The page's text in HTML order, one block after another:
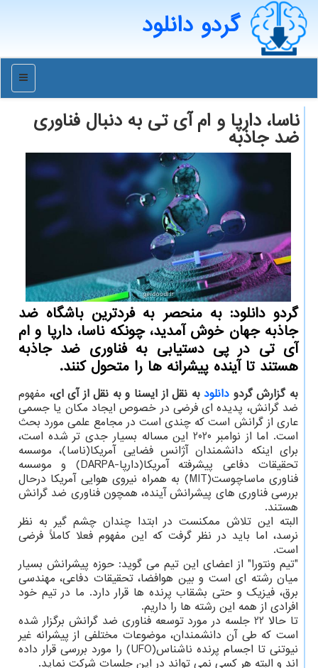
گردو دانلود
منو
ناسا، دارپا و ام آی تی به دنبال فناوری
ضد جاذبه
گردو دانلود: به منحصر به فردترین باشگاه ضد
جاذبه جهان خوش آمدید، چونکه ناسا، دارپا و ام
آی تی در پی دستیابی به فناوری ضد جاذبه
هستند تا آینده پیشرانه ها را متحول کنند.
به گزارش گردو دانلودبه نقل از ایسنا و به نقل از آی ای، مفهوم
ضد گرانش، پدیده ای فرضی در خصوص ایجاد مکان یا جسمی
عاری از گرانش است که چندی است در مجامع علمی مورد بحث
است. اما از نوامبر 2020 این مساله بسیار جدی تر شده است،
برای اینکه دانشمندان آژانس فضایی آمریکا(ناسا)، موسسه
تحقیقات دفاعی پیشرفته آمریکا(دارپا-DARPA) و موسسه
فناوری ماساچوست(MIT) به همراه نیروی هوایی آمریکا درحال
بررسی فناوری های پیشرانش آینده، همچون فناوری ضد گرانش
هستند.
البته این تلاش ممکنست در ابتدا چندان چشم گیر به نظر
نرسد، اما باید در نظر گرفت که این مفهوم فعلا کاملاً فرضی
است.
"تیم ونتورا" از اعضای این تیم می گوید: حوزه پیشرانش بسیار
میان رشته ای است و بین هوافضا، تحقیقات دفاعی، مهندسی
برق، فیزیک و حتی بشقاب پرنده ها قرار دارد. ما در تیم خود
افرادی از همه این رشته ها را داریم.
تا حالا 22 جلسه در مورد توسعه فناوری ضد گرانش برگزار شده
است که طی آن دانشمندان، موضوعات مختلفی از پیشرانه غیر
نیوتنی تا اجسام پرنده ناشناس(UFO) را مورد بررسی قرار داده
اند و البته هر کسی نمی تواند در این جلسات شرکت نماید.